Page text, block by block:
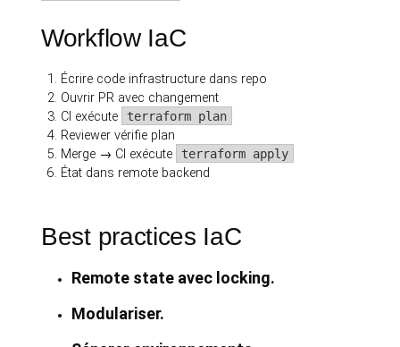
Workflow IaC
Écrire code infrastructure dans repo
Ouvrir PR avec changement
CI exécute
terraform plan
Reviewer vérifie plan
Merge → CI exécute
terraform apply
État dans remote backend
Best practices IaC
Remote state avec locking.
Modulariser.